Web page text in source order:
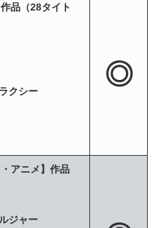
品（28タイト
クシー
◎
アニメ】作品
ジャー